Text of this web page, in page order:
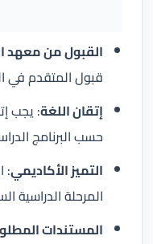
القبول من معهد
قبول المتقدم في
إتقان اللغة: يجب
حسب البرنامج
التميز الأكاديمي:
المرحلة الدراسية
المستندات